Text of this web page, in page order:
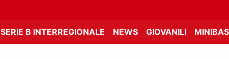
SERIE B INTERREGIONALE NEWS GIOVANILI